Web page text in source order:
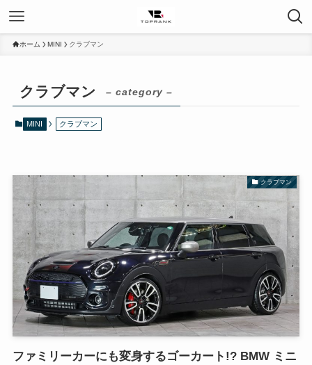
ホーム MINI クラブマン
クラブマン – category –
MINI クラブマン
クラブマン
ファミリーカーにも変身するゴーカート!? BMW ミニ